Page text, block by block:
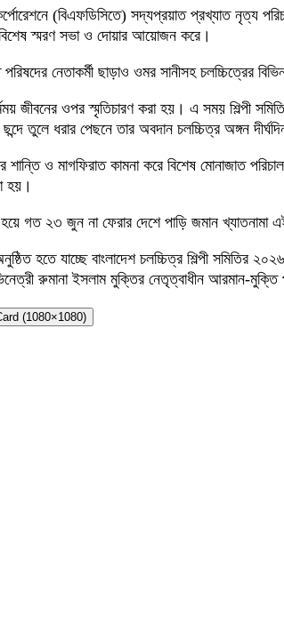
(বিএফডিসিতে) সদ্যপ্রয়াত প্রখ্যাত নৃত্য
স্মরণ সভা ও দোয়ার আয়োজন করে।
নেতাকর্মী ছাড়াও ওমর সানীসহ চলচ্চিত্রের
জীবনের ওপর স্মৃতিচারণ করা হয়। এ সময় শিল্পী
ছন্দে তুলে ধরার পেছনে তার অবদান চলচ্চিত্র
শান্তি ও মাগফিরাত কামনা করে বিশেষ মোনাজাত
হয়।
গত ২৩ জুন না ফেরার দেশে পাড়ি জমান খ্যাতনামা
হতে যাচ্ছে বাংলাদেশ চলচ্চিত্র শিল্পী সমিতির
রুমানা ইসলাম মুক্তির নেতৃত্বাধীন আরমান-মুক্তি
(1080×1080)